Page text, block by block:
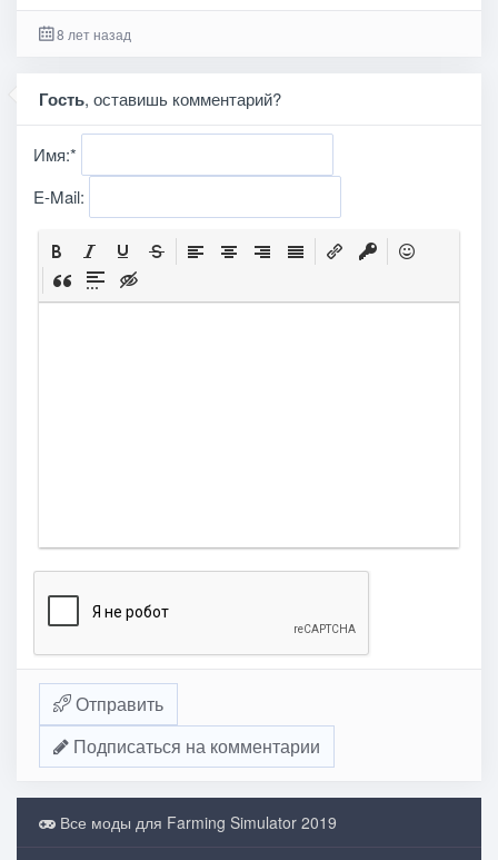
8 лет назад
Гость, оставишь комментарий?
Имя:*
E-Mail:
Отправить
Подписаться на комментарии
Все моды для Farming Simulator 2019